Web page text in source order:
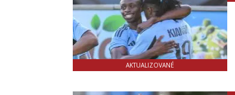
AKTUALIZOVANÉ